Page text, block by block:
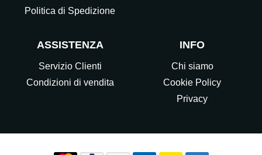
Politica di Spedizione
ASSISTENZA
Servizio Clienti
Condizioni di vendita
INFO
Chi siamo
Cookie Policy
Privacy